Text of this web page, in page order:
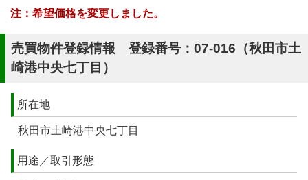
注：希望価格を変更しました。
売買物件登録情報 登録番号：07-016（秋田市土
崎港中央七丁目）
所在地
秋田市土崎港中央七丁目
用途／取引形態